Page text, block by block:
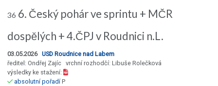
36 6. Český pohár ve sprintu + MČR
dospělých + 4.ČPJ v Roudnici n.L.
03.05.2026 USD Roudnice nad Labem
ředitel: Ondřej Zajíc vrchní rozhodčí: Libuše Rolečková
výsledky ke stažení:
absolutní pořadíP